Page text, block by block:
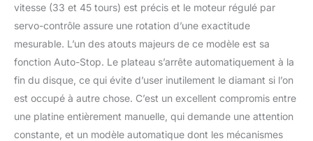
vitesse (33 et 45 tours) est précis et le moteur régulé par
servo-contrôle assure une rotation d’une exactitude
mesurable. L’un des atouts majeurs de ce modèle est sa
fonction Auto-Stop. Le plateau s’arrête automatiquement à la
fin du disque, ce qui évite d’user inutilement le diamant si l’on
est occupé à autre chose. C’est un excellent compromis entre
une platine entièrement manuelle, qui demande une attention
constante, et un modèle automatique dont les mécanismes